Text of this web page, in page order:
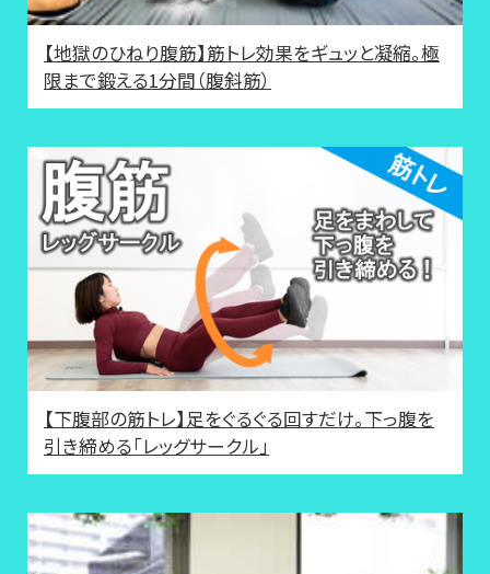
【地獄のひねり腹筋】筋トレ効果をギュッと凝縮。極
限まで鍛える1分間（腹斜筋）
【下腹部の筋トレ】足をぐるぐる回すだけ。下っ腹を
引き締める「レッグサークル」